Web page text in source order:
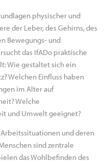
physischer und
der Leber, des Gehirns, des
Bewegungs- und
das IfADo praktische
Wie gestaltet sich ein
Welchen Einfluss haben
im Alter auf
Welche
und Umwelt geeignet?
und deren
sind zentrale
das Wohlbefinden des